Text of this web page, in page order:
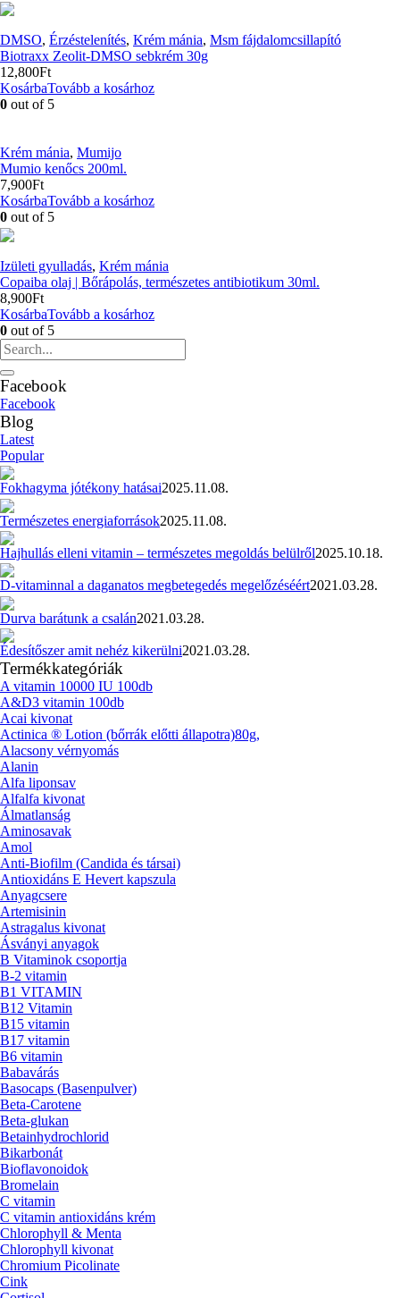
DMSO, Érzéstelenítés, Krém mánia, Msm fájdalomcsillapító
Biotraxx Zeolit-DMSO sebkrém 30g
12,800Ft
KosárbaTovább a kosárhoz
0 out of 5
Krém mánia, Mumijo
Mumio kenőcs 200ml.
7,900Ft
KosárbaTovább a kosárhoz
0 out of 5
Izületi gyulladás, Krém mánia
Copaiba olaj | Bőrápolás, természetes antibiotikum 30ml.
8,900Ft
KosárbaTovább a kosárhoz
0 out of 5
Facebook
Facebook
Blog
Latest
Popular
Fokhagyma jótékony hatásai2025.11.08.
Természetes energiaforrások2025.11.08.
Hajhullás elleni vitamin – természetes megoldás belülről2025.10.18.
D-vitaminnal a daganatos megbetegedés megelőzéséért2021.03.28.
Durva barátunk a csalán2021.03.28.
Édesítőszer amit nehéz kikerülni2021.03.28.
Termékkategóriák
A vitamin 10000 IU 100db
A&D3 vitamin 100db
Acai kivonat
Actinica ® Lotion (bőrrák előtti állapotra)80g,
Alacsony vérnyomás
Alanin
Alfa liponsav
Alfalfa kivonat
Álmatlanság
Aminosavak
Amol
Anti-Biofilm (Candida és társai)
Antioxidáns E Hevert kapszula
Anyagcsere
Artemisinin
Astragalus kivonat
Ásványi anyagok
B Vitaminok csoportja
B-2 vitamin
B1 VITAMIN
B12 Vitamin
B15 vitamin
B17 vitamin
B6 vitamin
Babavárás
Basocaps (Basenpulver)
Beta-Carotene
Beta-glukan
Betainhydrochlorid
Bikarbonát
Bioflavonoidok
Bromelain
C vitamin
C vitamin antioxidáns krém
Chlorophyll & Menta
Chlorophyll kivonat
Chromium Picolinate
Cink